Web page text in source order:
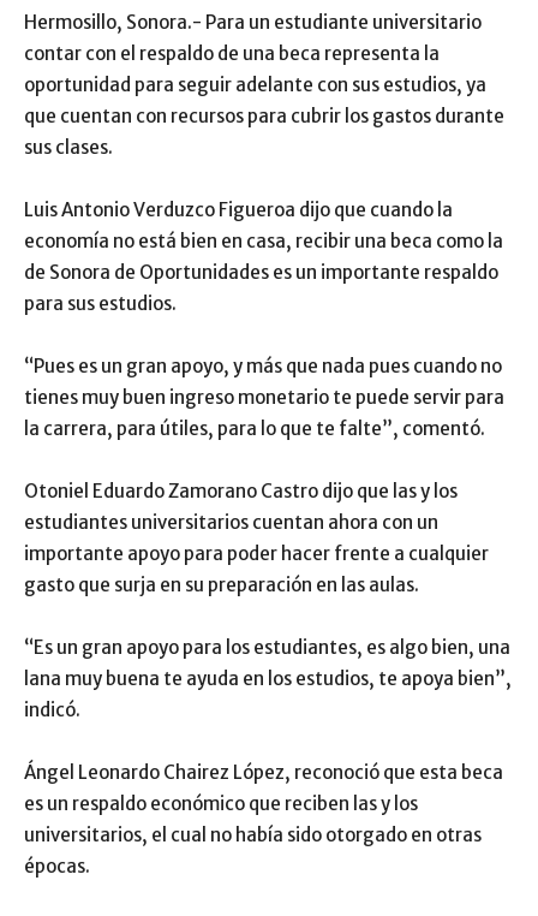
Hermosillo, Sonora.- Para un estudiante universitario
contar con el respaldo de una beca representa la
oportunidad para seguir adelante con sus estudios, ya
que cuentan con recursos para cubrir los gastos durante
sus clases.
Luis Antonio Verduzco Figueroa dijo que cuando la
economía no está bien en casa, recibir una beca como la
de Sonora de Oportunidades es un importante respaldo
para sus estudios.
“Pues es un gran apoyo, y más que nada pues cuando no
tienes muy buen ingreso monetario te puede servir para
la carrera, para útiles, para lo que te falte”, comentó.
Otoniel Eduardo Zamorano Castro dijo que las y los
estudiantes universitarios cuentan ahora con un
importante apoyo para poder hacer frente a cualquier
gasto que surja en su preparación en las aulas.
“Es un gran apoyo para los estudiantes, es algo bien, una
lana muy buena te ayuda en los estudios, te apoya bien”,
indicó.
Ángel Leonardo Chairez López, reconoció que esta beca
es un respaldo económico que reciben las y los
universitarios, el cual no había sido otorgado en otras
épocas.